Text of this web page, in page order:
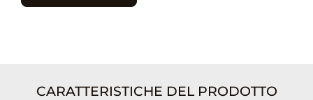
CARATTERISTICHE DEL PRODOTTO